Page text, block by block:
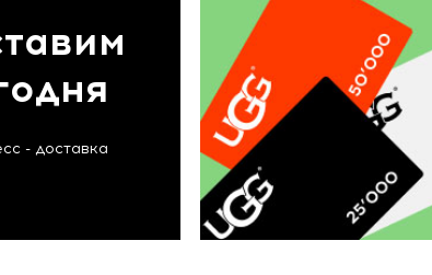
- доставка